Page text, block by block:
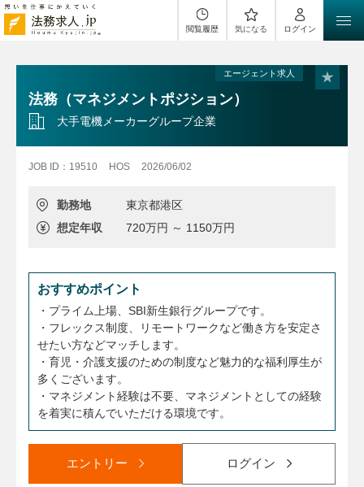
閲覧履歴 気になる ログイン
エージェント求人
法務（マネジメントポジション）
大手電機メーカーグループ企業
JOB ID：19510 HOS 2026/06/02
勤務地
東京都港区
想定年収
720万円 ～ 1150万円
おすすめポイント
・プライム上場、SBI新生銀行グループです。
・フレックス制度、リモートワークなど働き方を安定さ
せたい方などマッチします。
・育児・介護支援のための制度など魅力的な福利厚生が
多くございます。
・マネジメント経験は不要、マネジメントとしての経験
を着実に積んでいただける環境です。
エントリー ログイン